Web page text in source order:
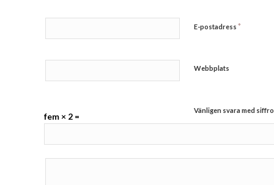
E-postadress *
Webbplats
Vänligen svara med
fem × 2 =